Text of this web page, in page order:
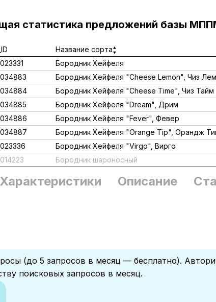
статистика предложений базы
Название сорта
Бородник Хейфеля
Бородник Хейфеля "Cheese Lemon", Чиз
Бородник Хейфеля "Cheese Time", Чиз Тайм
Бородник Хейфеля "Dream", Дрим
Бородник Хейфеля "Fever", Февер
Бородник Хейфеля "Orange Tip", Орандж
Бородник Хейфеля "Virgo", Вирго
Бородник шароносный
Характеристики Описание
(до 5 запросов в месяц — бесплатно).
поисковых запросов в месяц.